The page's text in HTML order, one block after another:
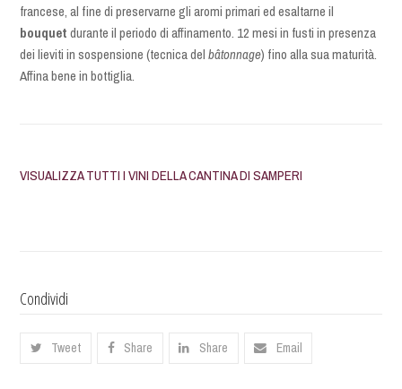
francese, al fine di preservarne gli aromi primari ed esaltarne il
bouquetdurante il periodo di affinamento. 12 mesi in fusti in presenza
dei lieviti in sospensione (tecnica delbâtonnage) fino alla sua maturità.
Affina bene in bottiglia.
VISUALIZZA TUTTI I VINI DELLA CANTINA DI SAMPERI
Condividi
Tweet Share Share Email